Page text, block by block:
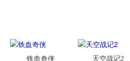
铁血奇侠 天空战记2